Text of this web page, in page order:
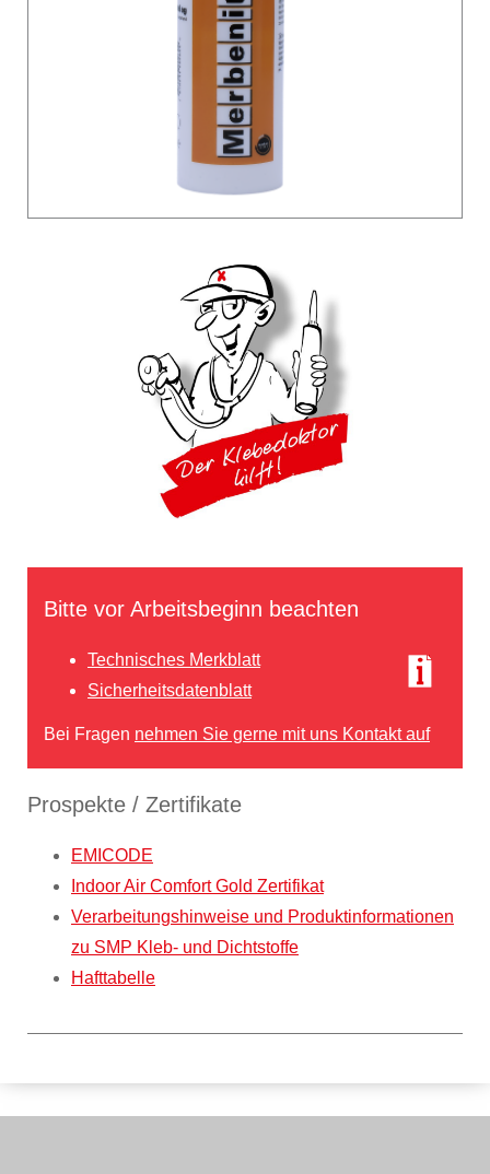
Bitte vor Arbeitsbeginn beachten
Technisches Merkblatt
Sicherheitsdatenblatt
Bei Fragen nehmen Sie gerne mit uns Kontakt auf
Prospekte / Zertifikate
EMICODE
Indoor Air Comfort Gold Zertifikat
Verarbeitungshinweise und Produktinformationen
zu SMP Kleb- und Dichtstoffe
Hafttabelle